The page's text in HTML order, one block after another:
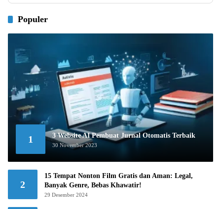
Populer
1 3 Website AI Pembuat Jurnal Otomatis Terbaik
30 November 2023
2
15 Tempat Nonton Film Gratis dan Aman: Legal,
Banyak Genre, Bebas Khawatir!
29 Desember 2024